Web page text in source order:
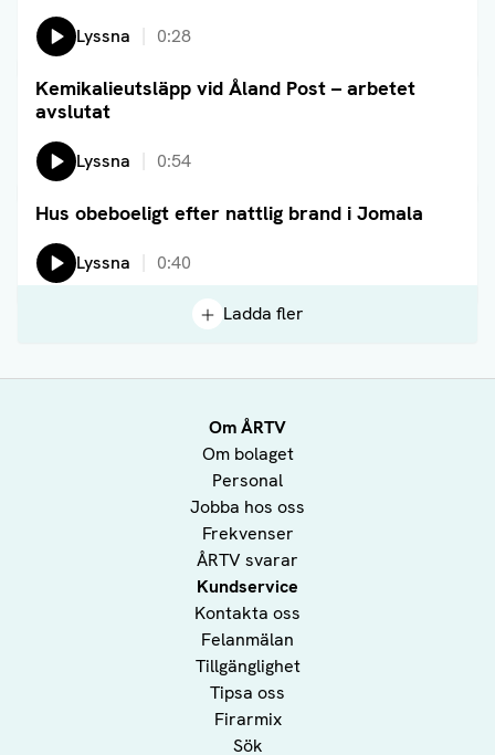
Lyssna 0:28
Kemikalieutsläpp vid Åland Post – arbetet
avslutat
Läs artikel
Lyssna 0:54
Hus obeboeligt efter nattlig brand i Jomala
Läs artikel
Lyssna 0:40
Ladda fler
Om ÅRTV
Om bolaget
Personal
Jobba hos oss
Frekvenser
ÅRTV svarar
Kundservice
Kontakta oss
Felanmälan
Tillgänglighet
Tipsa oss
Firarmix
Sök